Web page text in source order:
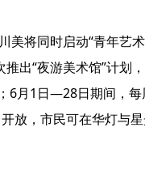
美将同时启动“青年艺
出“夜游美术馆”计划
6月1日—28日期间，每
放，市民可在华灯与